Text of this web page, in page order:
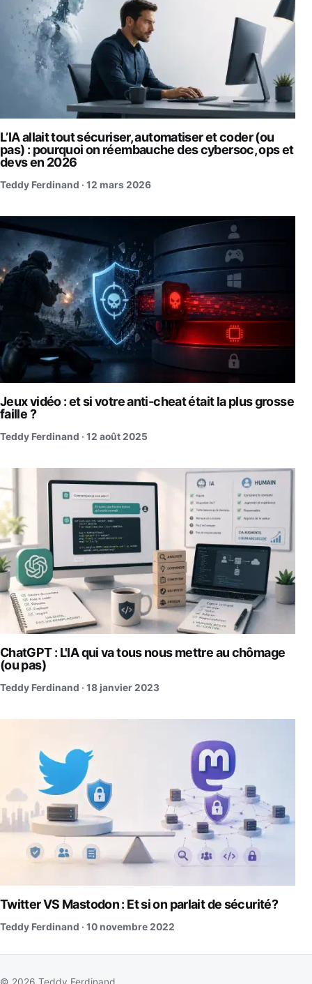
L’IA allait tout sécuriser, automatiser et coder (ou
pas) : pourquoi on réembauche des cybersoc, ops et
devs en 2026
Teddy Ferdinand · 12 mars 2026
Jeux vidéo : et si votre anti-cheat était la plus grosse
faille ?
Teddy Ferdinand · 12 août 2025
ChatGPT : L'IA qui va tous nous mettre au chômage
(ou pas)
Teddy Ferdinand · 18 janvier 2023
Twitter VS Mastodon : Et si on parlait de sécurité?
Teddy Ferdinand · 10 novembre 2022